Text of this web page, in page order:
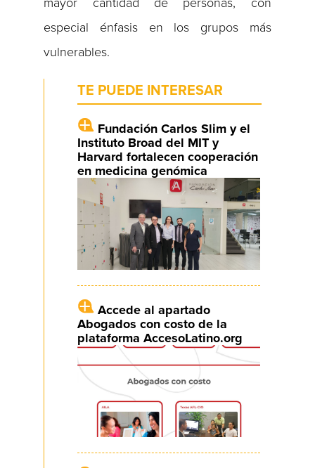
especial énfasis en los grupos más
vulnerables.
TE PUEDE INTERESAR
Fundación Carlos Slim y el
Instituto Broad del MIT y
Harvard fortalecen cooperación
en medicina genómica
Accede al apartado
Abogados con costo de la
plataforma AccesoLatino.org